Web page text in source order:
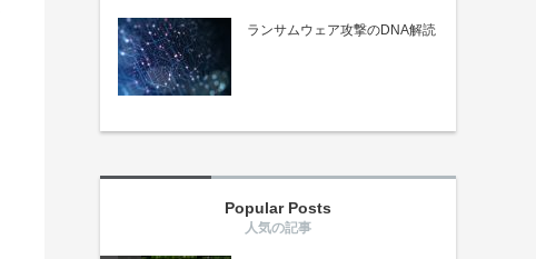
ランサムウェア攻撃のDNA解読
Popular Posts